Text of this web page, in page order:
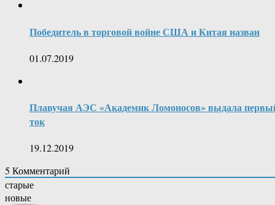
Победитель в торговой войне США и Китая назван
01.07.2019
Плавучая АЭС «Академик Ломоносов» выдала
ток
19.12.2019
5 Комментарий
старые
новые